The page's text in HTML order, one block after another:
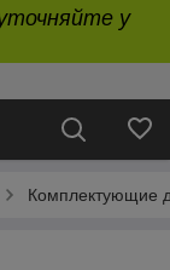
у
Комплектующие